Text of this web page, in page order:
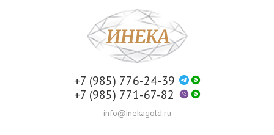
+7 (985) 776-24-39
+7 (985) 771-67-82
info@inekagold.ru